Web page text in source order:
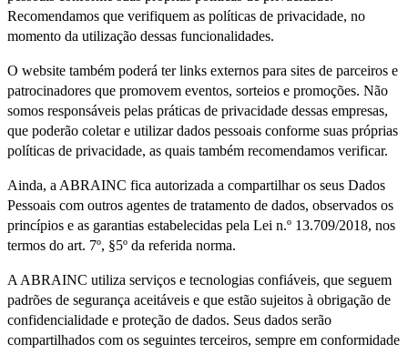
Recomendamos que verifiquem as políticas de privacidade, no
momento da utilização dessas funcionalidades.
O website também poderá ter links externos para sites de parceiros e
patrocinadores que promovem eventos, sorteios e promoções. Não
somos responsáveis pelas práticas de privacidade dessas empresas,
que poderão coletar e utilizar dados pessoais conforme suas próprias
políticas de privacidade, as quais também recomendamos verificar.
Ainda, a ABRAINC fica autorizada a compartilhar os seus Dados
Pessoais com outros agentes de tratamento de dados, observados os
princípios e as garantias estabelecidas pela Lei n.º 13.709/2018, nos
termos do art. 7º, §5º da referida norma.
A ABRAINC utiliza serviços e tecnologias confiáveis, que seguem
padrões de segurança aceitáveis e que estão sujeitos à obrigação de
confidencialidade e proteção de dados. Seus dados serão
compartilhados com os seguintes terceiros, sempre em conformidade